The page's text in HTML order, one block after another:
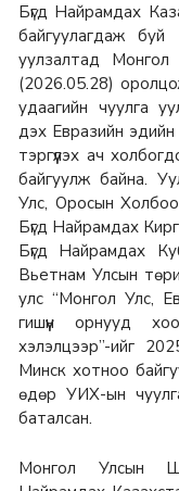
Бүгд Найрамдах
байгуулагдаж
уулзалтад
(2026.05.28)
удаагийн чуулга
дэх Евразийн
тэргүүлэх ач
байгуулж байна.
Улс, Оросын
Бүгд Найрамдах
Бүгд Найрамдах
Вьетнам Улсын
улс “Монгол Улс,
гишүүн орнууд
хэлэлцээр”-ийг
Минск хотноо
өдөр УИХ-ын
баталсан.
Монгол Улсын